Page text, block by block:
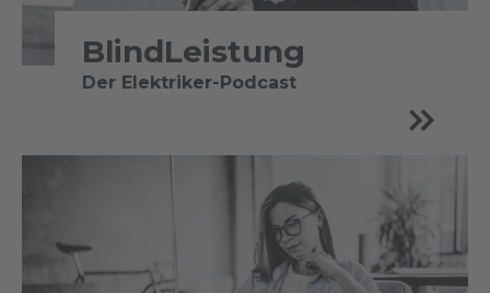
BlindLeistung
Der Elektriker-Podcast